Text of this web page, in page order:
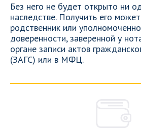
Без него не будет открыто ни
наследстве. Получить его
родственник или
доверенности, заверенной у
органе записи актов
(ЗАГС) или в МФЦ.